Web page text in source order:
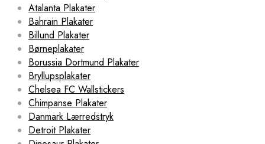
Atalanta Plakater
Bahrain Plakater
Billund Plakater
Børneplakater
Borussia Dortmund Plakater
Bryllupsplakater
Chelsea FC Wallstickers
Chimpanse Plakater
Danmark Lærredstryk
Detroit Plakater